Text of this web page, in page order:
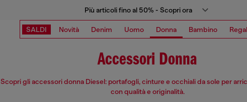
Più articoli fino al 50% - Scopri ora
SALDI Novità Denim Uomo Donna Bambino
Accessori Donna
Scopri gli accessori donna Diesel: portafogli, cinture e occhiali da sole per
con qualità e originalità.